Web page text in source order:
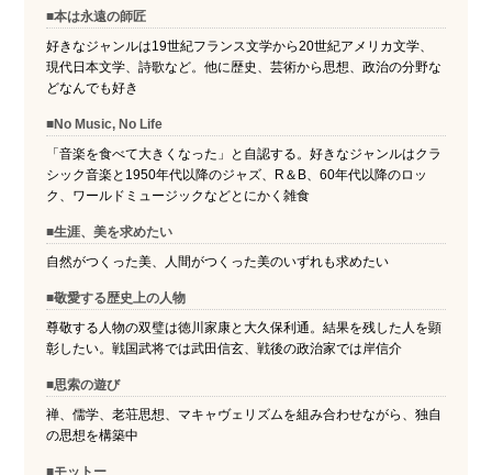
■本は永遠の師匠
好きなジャンルは19世紀フランス文学から20世紀アメリカ文学、
現代日本文学、詩歌など。他に歴史、芸術から思想、政治の分野な
どなんでも好き
■No Music, No Life
「音楽を食べて大きくなった」と自認する。好きなジャンルはクラ
シック音楽と1950年代以降のジャズ、R＆B、60年代以降のロッ
ク、ワールドミュージックなどとにかく雑食
■生涯、美を求めたい
自然がつくった美、人間がつくった美のいずれも求めたい
■敬愛する歴史上の人物
尊敬する人物の双璧は徳川家康と大久保利通。結果を残した人を顕
彰したい。戦国武将では武田信玄、戦後の政治家では岸信介
■思索の遊び
禅、儒学、老荘思想、マキャヴェリズムを組み合わせながら、独自
の思想を構築中
■モットー